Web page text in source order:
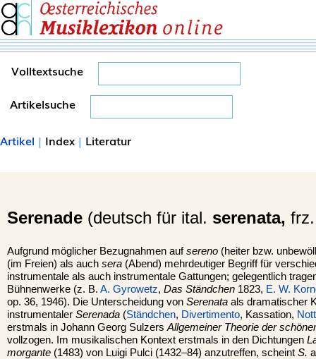
Volltextsuche
Artikelsuche
Artikel | Index | Literatur
Serenade (deutsch für ital. serenata,
Aufgrund möglicher Bezugnahmen aufsereno (heiter bzw.
(im Freien) als auch sera (Abend) mehrdeutiger Begriff für
instrumentale als auch instrumentale Gattungen; gelegentlich
Bühnenwerke (z. B. A. Gyrowetz, Das Ständchen 1823, E. W.
op. 36, 1946). Die Unterscheidung von Serenata als dramatischer
instrumentaler Serenada (Ständchen, Divertimento, Kassation,
erstmals in Johann Georg Sulzers Allgemeiner Theorie der
vollzogen. Im musikalischen Kontext erstmals in den Dichtungen
morgante (1483) von Luigi Pulci (1432–84) anzutreffen, scheint S.